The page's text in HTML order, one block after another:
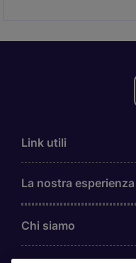
Link utili
La nostra esperienza
Chi siamo